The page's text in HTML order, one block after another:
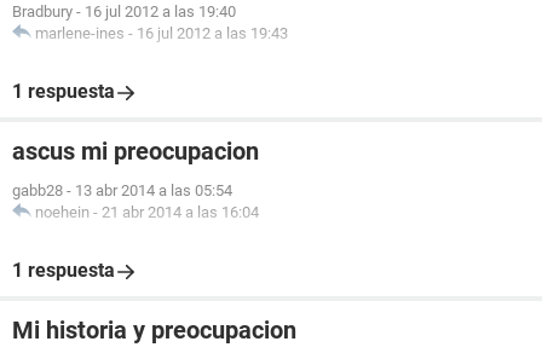
Bradbury - 16 jul 2012 a las 19:40
marlene-ines - 16 jul 2012 a las 19:43
1 respuesta
ascus mi preocupacion
gabb28 - 13 abr 2014 a las 05:54
noehein - 21 abr 2014 a las 16:04
1 respuesta
Mi historia y preocupacion